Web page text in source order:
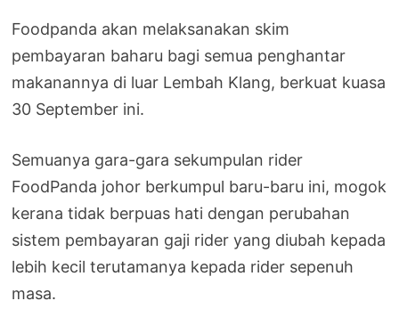
Foodpanda akan melaksanakan skim
pembayaran baharu bagi semua penghantar
makanannya di luar Lembah Klang, berkuat kuasa
30 September ini.
Semuanya gara-gara sekumpulan rider
FoodPanda johor berkumpul baru-baru ini, mogok
kerana tidak berpuas hati dengan perubahan
sistem pembayaran gaji rider yang diubah kepada
lebih kecil terutamanya kepada rider sepenuh
masa.